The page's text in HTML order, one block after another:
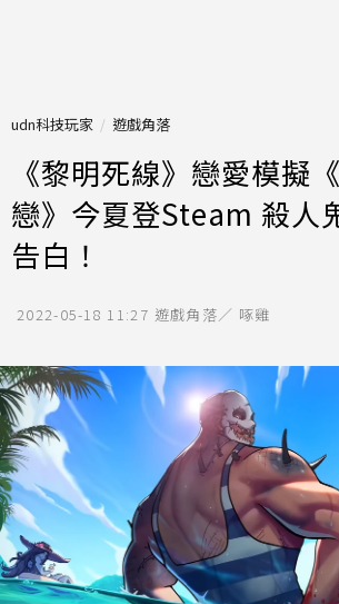
udn科技玩家 遊戲角落
《黎明死線》戀愛模擬
戀》今夏登Steam 殺人
告白！
2022-05-18 11:27 遊戲角落／ 啄雞